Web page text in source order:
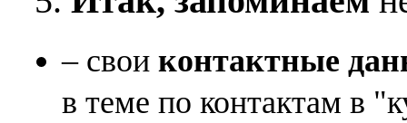
– свои контактные
в теме по контактам в